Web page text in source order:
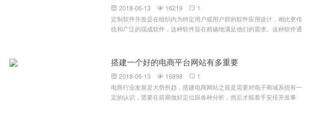
统UI设计的最佳实践。一指导原则概述系统是自描述的 对于好的UI设计
系统应该易于使用。无需阅读额外的文档，系统UI本身就能引导用户选择
正确的道路。尽力隐藏系统复杂度 简约风格的UI更易于用户使用。提示
设计 系统必须清晰地告知用户：他们身在何处？他们寻找的东西在哪
户知道动作尚未发生，提醒用户正处在过程中的哪个阶段。人性化设
计 合适的字体大小，温和的背景
 2018-06-13  16219  1
定制软件开发是在组织内为特定用户或用户群的软件应用设计，相比更传
统和广泛的现成软件，这种软件旨在精确地满足他们的需求。这种软件通
成，这些受众都有着不同但根本上相似的需求。例如，MicrosoftWord被
设计来作为公共开放的对其用户许多不同需求的一个多样化解决方案。不
管怎样，它不像定制软件那样迎合任何特定实体定制软件开发牵涉针对某
个特定实体的软件产品的调试、开发和发布。例如，摩根大通公司创建的
一个App将只能被该公司和它为之设计的部门使用。该软件在设计时谨记
搭建一个好的电商平台网站有多重要
 2018-06-13  16898  1
电商行业发展是大势所趋，搭建电商网站之前是需要对电子商城系统有一
定的认识，需要在前期做好定位跟各种分析，然后才能着手安排开发事